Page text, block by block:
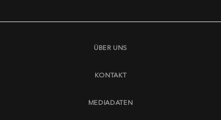
ÜBER UNS
KONTAKT
MEDIADATEN